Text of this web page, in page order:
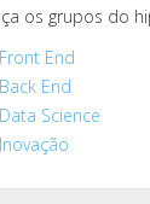
os grupos do
Front End
Back End
Data Science
Inovação